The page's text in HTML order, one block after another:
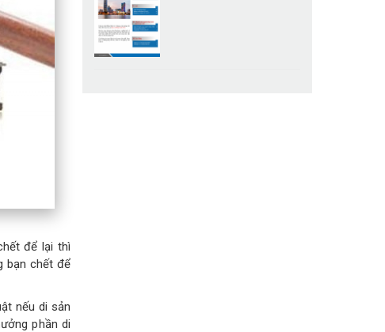
để lại thì
bạn chết để
nếu di sản
phần di